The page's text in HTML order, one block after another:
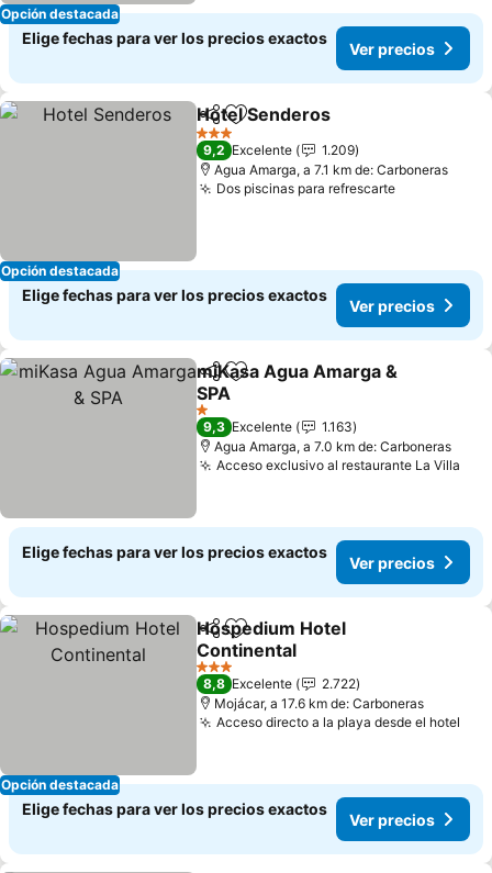
Opción destacada
Elige fechas para ver los precios exactos
Ver precios
Opción destacada
CompartirAgregar a favoritos
Hotel Senderos
3 Estrellas
9,2 Excelente
1.209
Agua Amarga, a 7.1 km de: Carboneras
Dos piscinas para refrescarte
Elige fechas para ver los precios exactos
Ver precios
CompartirAgregar a favoritos
miKasa Agua Amarga &
SPA
1 Estrellas
9,3 Excelente
1.163
Agua Amarga, a 7.0 km de: Carboneras
Acceso exclusivo al restaurante La Villa
Elige fechas para ver los precios exactos
Ver precios
Opción destacada
CompartirAgregar a favoritos
Hospedium Hotel
Continental
3 Estrellas
8,8 Excelente
2.722
Mojácar, a 17.6 km de: Carboneras
Acceso directo a la playa desde el hotel
Elige fechas para ver los precios exactos
Ver precios